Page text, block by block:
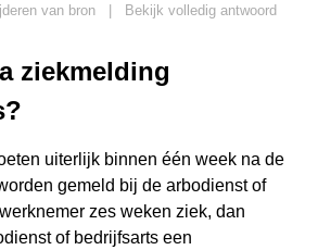
van bron
Bekijk volledig antwoord
ziekmelding
uiterlijk binnen één week na de
gemeld bij de arbodienst of
zes weken ziek, dan
of bedrijfsarts een